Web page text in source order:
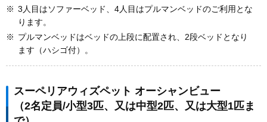
※ 3人目はソファーベッド、4人目はプルマンベッドのご利用とな
ります。
※ プルマンベッドはベッドの上段に配置され、2段ベッドとなり
ます（ハシゴ付）。
スーペリアウィズペット オーシャンビュー
（2名定員/小型3匹、又は中型2匹、又は大型1匹ま